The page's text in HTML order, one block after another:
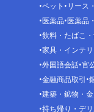
ペット リース
医薬品 医薬品
飲料・たばこ
家具・インテ
外国語会話 官
金融商品取引
建築・鉱物・
持ち帰り・デ